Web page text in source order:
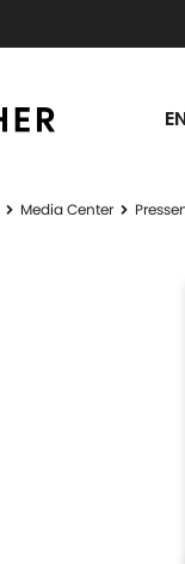
Media Center